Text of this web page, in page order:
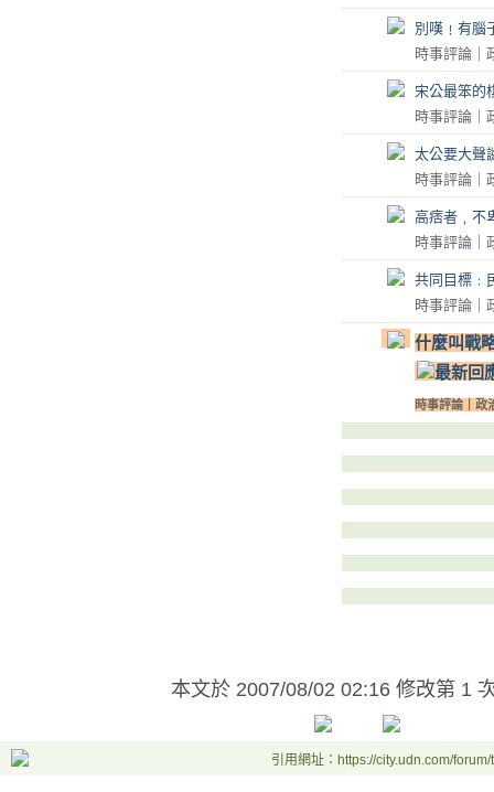
別嘆﹗有腦
時事評論
宋公最笨的
時事評論
太公要大聲
時事評論
高痞者﹐不
時事評論
共同目標﹕
時事評論
什麼叫戰
時事評論 政
本文於 2007/08/02 02:16 修改第 1
引用網址：https://city.udn.com/